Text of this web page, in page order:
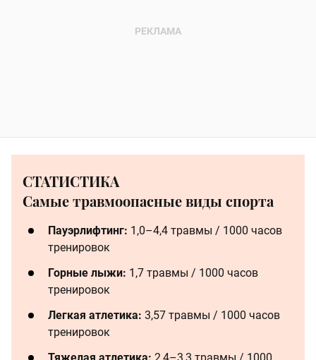
СТАТИСТИКА
Самые травмоопасные виды спорта
Пауэрлифтинг: 1,0–4,4 травмы / 1000 часов
тренировок
Горные лыжи: 1,7 травмы / 1000 часов
тренировок
Легкая атлетика: 3,57 травмы / 1000 часов
тренировок